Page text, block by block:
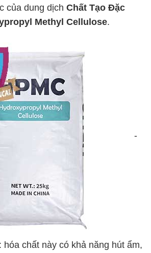
của dung dịch Chất Tạo Đặc
Methyl Cellulose.
-
hóa chất này có khả năng hút ẩm,